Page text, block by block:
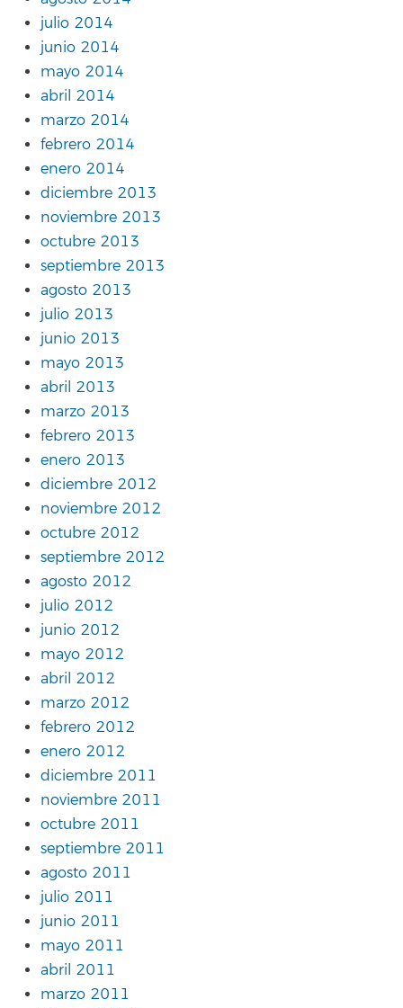
julio 2014
junio 2014
mayo 2014
abril 2014
marzo 2014
febrero 2014
enero 2014
diciembre 2013
noviembre 2013
octubre 2013
septiembre 2013
agosto 2013
julio 2013
junio 2013
mayo 2013
abril 2013
marzo 2013
febrero 2013
enero 2013
diciembre 2012
noviembre 2012
octubre 2012
septiembre 2012
agosto 2012
julio 2012
junio 2012
mayo 2012
abril 2012
marzo 2012
febrero 2012
enero 2012
diciembre 2011
noviembre 2011
octubre 2011
septiembre 2011
agosto 2011
julio 2011
junio 2011
mayo 2011
abril 2011
marzo 2011